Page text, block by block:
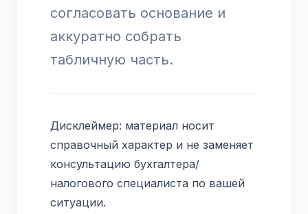
согласовать основание и
аккуратно собрать
табличную часть.
Дисклеймер: материал носит
справочный характер и не заменяет
консультацию бухгалтера/
налогового специалиста по вашей
ситуации.